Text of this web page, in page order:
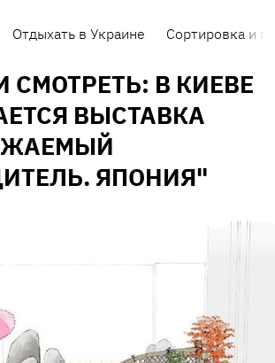
Отдыхать в Украине Сортировка и
СМОТРЕТЬ: В КИЕВЕ
ВЫСТАВКА
ЯПОНИЯ"